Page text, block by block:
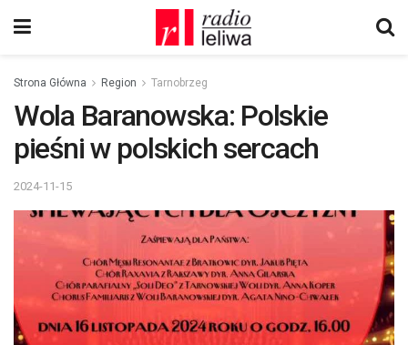
Strona Główna Region Tarnobrzeg
Wola Baranowska: Polskie
pieśni w polskich sercach
2024-11-15